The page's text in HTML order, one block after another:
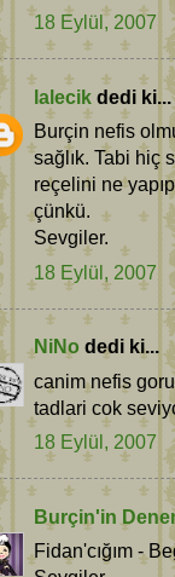
18 Eylül, 2007
lalecik dedi ki...
Burçin nefis
sağlık. Tabi hiç
reçelini ne
çünkü.
Sevgiler.
18 Eylül, 2007
NiNo dedi ki...
canim nefis
tadlari cok
18 Eylül, 2007
Burçin'in
Fidan'cığım -